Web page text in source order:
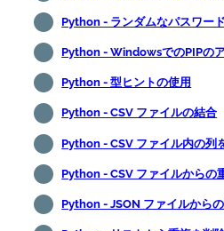
Python - ランダムなパスワー
Python - WindowsでのPIPの
Python - 型ヒントの使用
Python - CSV ファイルの結合
Python - CSV ファイル内の列
Python - CSV ファイルからの
Python - JSON ファイルから